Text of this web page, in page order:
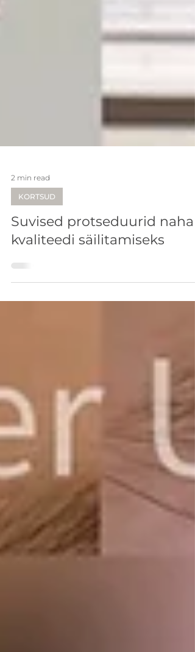
2 min read
KORTSUD
Suvised protseduurid naha
kvaliteedi säilitamiseks